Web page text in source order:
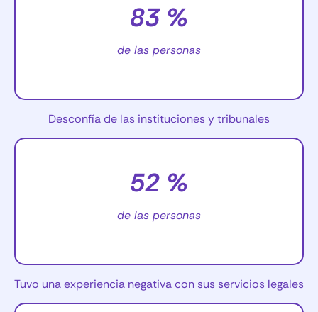
83 %
de las personas
Desconfía de las instituciones y tribunales
52 %
de las personas
Tuvo una experiencia negativa con sus servicios legales